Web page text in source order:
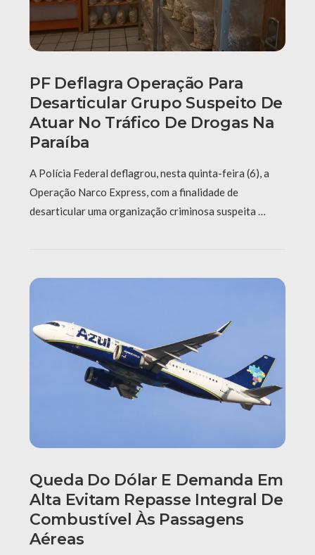
PF Deflagra Operação Para
Desarticular Grupo Suspeito De
Atuar No Tráfico De Drogas Na
Paraíba
A Polícia Federal deflagrou, nesta quinta-feira (6), a
Operação Narco Express, com a finalidade de
desarticular uma organização criminosa suspeita …
Queda Do Dólar E Demanda Em
Alta Evitam Repasse Integral De
Combustível Às Passagens
Aéreas